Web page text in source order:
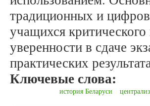
традиционных и
учащихся
уверенности в сдаче
практических
Ключевые слова:
история Беларуси